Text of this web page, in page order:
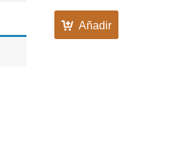
Añadir